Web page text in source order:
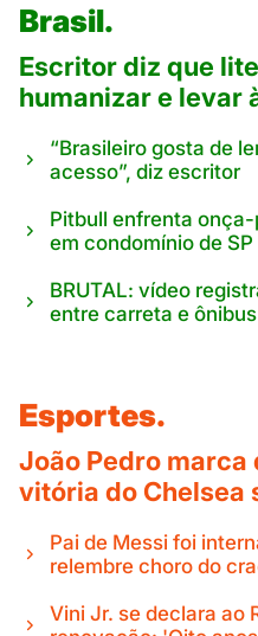
Brasil.
Escritor diz que
humanizar e levar
“Brasileiro gosta de
acesso”, diz escritor
Pitbull enfrenta
em condomínio de SP
BRUTAL: vídeo
entre carreta e ônibus
Esportes.
João Pedro marca
vitória do Chelsea
Pai de Messi foi
relembre choro do
Vini Jr. se declara ao